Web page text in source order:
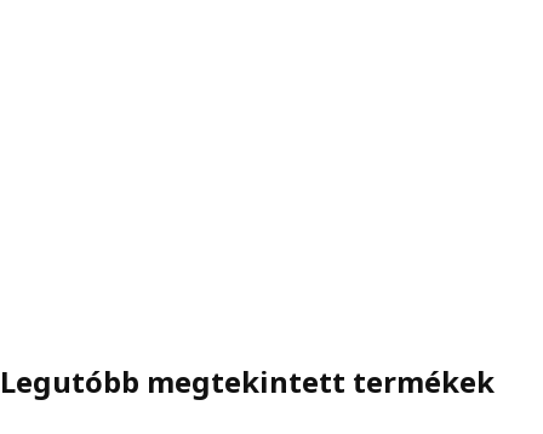
Legutóbb megtekintett termékek